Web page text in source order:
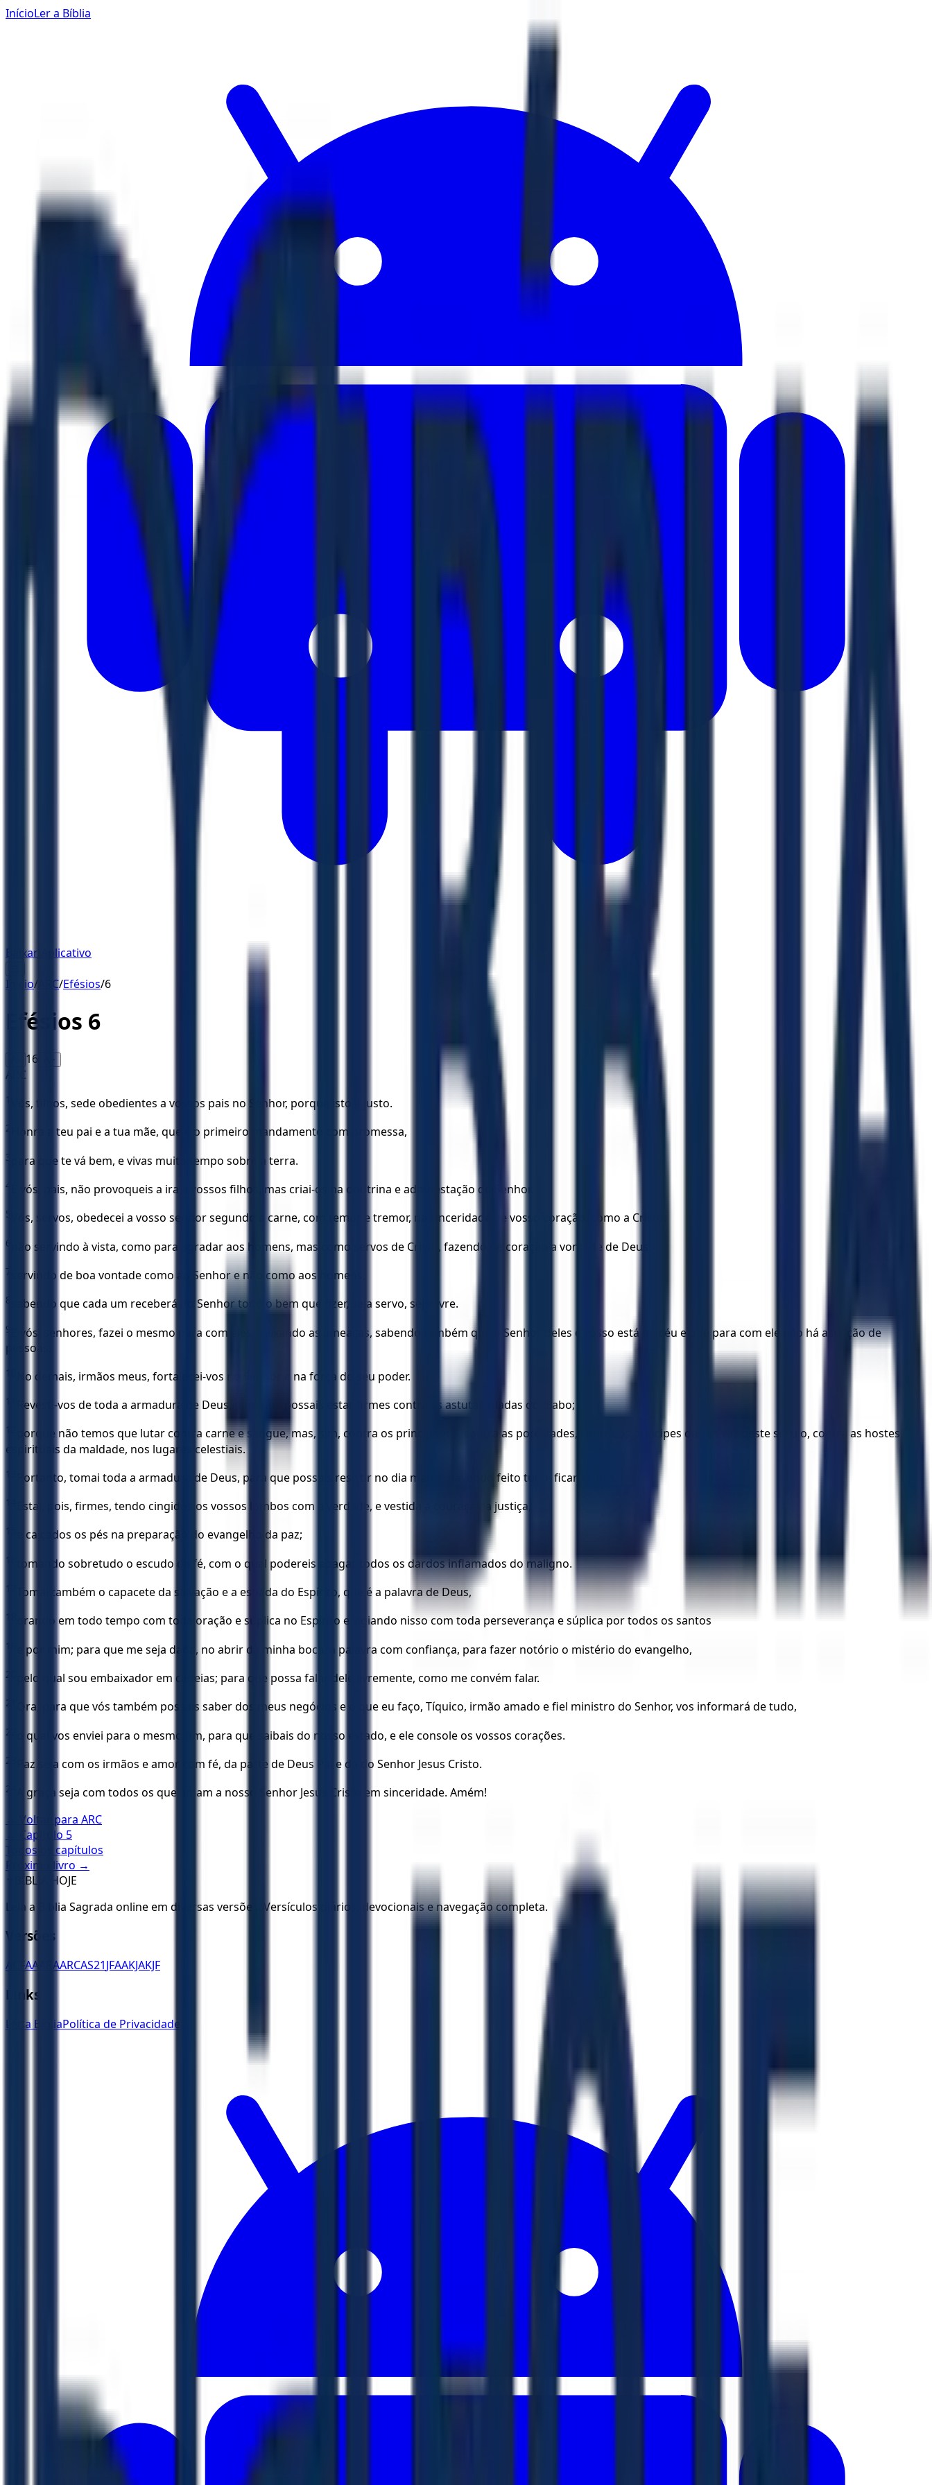
InícioLer a Bíblia
Baixar Aplicativo
Início/ ARC/Efésios/6
Efésios 6
16 A+
ARC
1 Vós, filhos, sede obedientes a vossos pais no Senhor, porque isto é justo.
2 Honra a teu pai e a tua mãe, que é o primeiro mandamento com promessa,
3 para que te vá bem, e vivas muito tempo sobre a terra.
4 E vós, pais, não provoqueis a ira a vossos filhos, mas criai-os na doutrina e admoestação do Senhor.
5 Vós, servos, obedecei a vosso senhor segundo a carne, com temor e tremor, na sinceridade de vosso coração, como a Cristo,
6 não servindo à vista, como para agradar aos homens, mas como servos de Cristo, fazendo de coração a vontade de Deus;
7 servindo de boa vontade como ao Senhor e não como aos homens,
8 sabendo que cada um receberá do Senhor todo o bem que fizer, seja servo, seja livre.
9
E vós, senhores, fazei o mesmo para com eles, deixando as ameaças, sabendo também que o Senhor deles e vosso está no céu e que para com ele não há acepção de
pessoas.
10 No demais, irmãos meus, fortalecei-vos no Senhor e na força do seu poder.
11 Revesti-vos de toda a armadura de Deus, para que possais estar firmes contra as astutas ciladas do diabo;
12
porque não temos que lutar contra carne e sangue, mas, sim, contra os principados, contra as potestades, contra os príncipes das trevas deste século, contra as hostes
espirituais da maldade, nos lugares celestiais.
13 Portanto, tomai toda a armadura de Deus, para que possais resistir no dia mau e, havendo feito tudo, ficar firmes.
14 Estai, pois, firmes, tendo cingidos os vossos lombos com a verdade, e vestida a couraça da justiça,
15 e calçados os pés na preparação do evangelho da paz;
16 tomando sobretudo o escudo da fé, com o qual podereis apagar todos os dardos inflamados do maligno.
17 Tomai também o capacete da salvação e a espada do Espírito, que é a palavra de Deus,
18 orando em todo tempo com toda oração e súplica no Espírito e vigiando nisso com toda perseverança e súplica por todos os santos
19 e por mim; para que me seja dada, no abrir da minha boca, a palavra com confiança, para fazer notório o mistério do evangelho,
20 pelo qual sou embaixador em cadeias; para que possa falar dele livremente, como me convém falar.
21 Ora, para que vós também possais saber dos meus negócios e o que eu faço, Tíquico, irmão amado e fiel ministro do Senhor, vos informará de tudo,
22 o qual vos enviei para o mesmo fim, para que saibais do nosso estado, e ele console os vossos corações.
23 Paz seja com os irmãos e amor com fé, da parte de Deus Pai e da do Senhor Jesus Cristo.
24
A graça seja com todos os que amam a nosso Senhor Jesus Cristo em sinceridade. Amém!
← Voltar para ARC
← Capítulo 5
Todos os capítulos
Próximo livro →
BÍBLIA HOJE
Leia a Bíblia Sagrada online em diversas versões. Versículos diários, devocionais e navegação completa.
Versões
ACFAA ARAARCAS21JFAAKJAKJF
Links
Ler a BíbliaPolítica de Privacidade